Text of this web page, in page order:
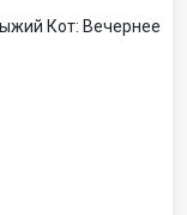
Кот: Вечернее